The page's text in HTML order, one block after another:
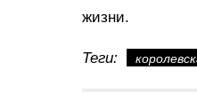
жизни.
Теги: